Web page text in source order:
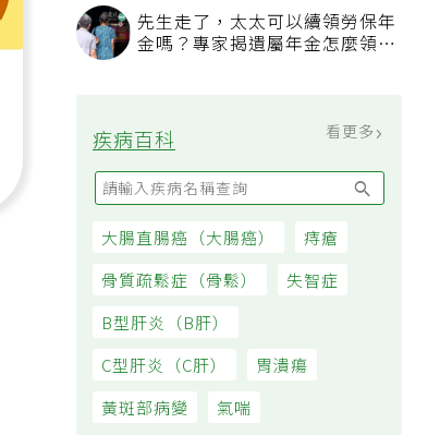
先生走了，太太可以續領勞保年
金嗎？專家揭遺屬年金怎麼領，
疾病百科
大腸直腸癌（大腸癌） 痔瘡
骨質疏鬆症（骨鬆） 失智症
B型肝炎（B肝）